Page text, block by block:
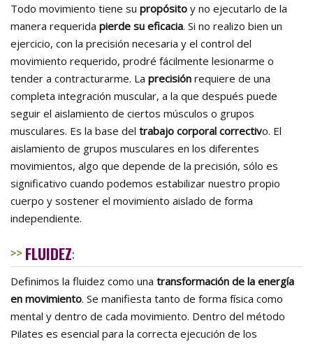
Todo movimiento tiene su propósito y no ejecutarlo de la
manera requerida pierde su eficacia. Si no realizo bien un
ejercicio, con la precisión necesaria y el control del
movimiento requerido, prodré fácilmente lesionarme o
tender a contracturarme. La precisión requiere de una
completa integración muscular, a la que después puede
seguir el aislamiento de ciertos músculos o grupos
musculares. Es la base del trabajo corporal correctivo. El
aislamiento de grupos musculares en los diferentes
movimientos, algo que depende de la precisión, sólo es
significativo cuando podemos estabilizar nuestro propio
cuerpo y sostener el movimiento aislado de forma
independiente.
FLUIDEZ:
Definimos la fluidez como una transformación de la energía
en movimiento. Se manifiesta tanto de forma física como
mental y dentro de cada movimiento. Dentro del método
Pilates es esencial para la correcta ejecución de los